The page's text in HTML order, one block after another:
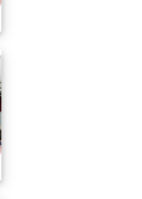
113.1.17中年級營養教育(